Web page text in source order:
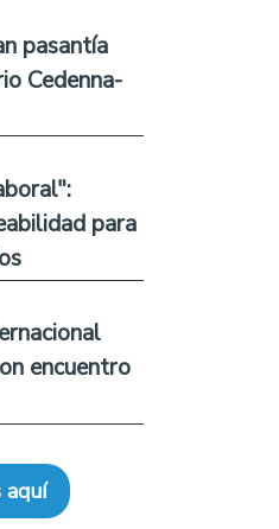
pasantía
Cedenna-
para
encuentro
aquí